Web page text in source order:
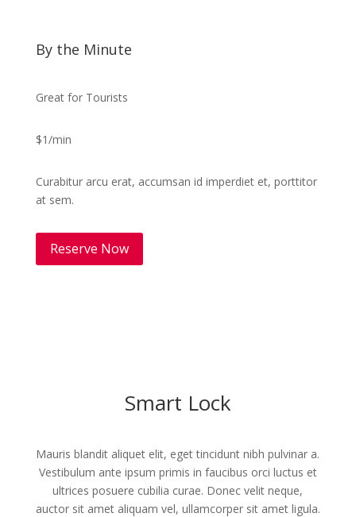
By the Minute
Great for Tourists
$1/min
Curabitur arcu erat, accumsan id imperdiet et, porttitor
at sem.
Reserve Now
Smart Lock
Mauris blandit aliquet elit, eget tincidunt nibh pulvinar a.
Vestibulum ante ipsum primis in faucibus orci luctus et
ultrices posuere cubilia curae. Donec velit neque,
auctor sit amet aliquam vel, ullamcorper sit amet ligula.